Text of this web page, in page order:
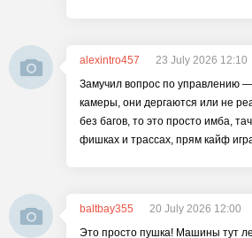
alexintro457
23 July 2026 12:10
Замучил вопрос по управлению
камеры, они дергаются или не
без багов, то это просто имба,
фишках и трассах, прям кайф
baltbay355
20 July 2026 12:00
Это просто пушка! Машины тут